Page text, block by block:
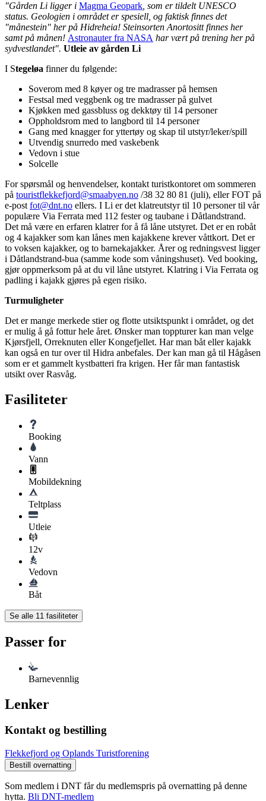
"Gården Li ligger i Magma Geopark , som er tildelt UNESCO
status. Geologien i området er spesiell, og faktisk finnes det
"månestein" her på Hidreheia! Steinsorten Anortositt finnes her
samt på månen! Astronauter fra NASA har vært på trening her på
sydvestlandet". Utleie av gården Li
I Stegeløa finner du følgende:
Soverom med 8 køyer og tre madrasser på hemsen
Festsal med veggbenk og tre madrasser på gulvet
Kjøkken med gassbluss og dekktøy til 14 personer
Oppholdsrom med to langbord til 14 personer
Gang med knagger for yttertøy og skap til utstyr/leker/spill
Utvendig snurredo med vaskebenk
Vedovn i stue
Solcelle
For spørsmål og henvendelser, kontakt turistkontoret om sommeren
på touristflekkefjord@smaabyen.no /38 32 80 81 (juli), eller FOT på
e-post fot@dnt.no ellers. I Li er det klatreutstyr til 10 personer til vår
populære Via Ferrata med 112 fester og taubane i Dåtlandstrand.
Det må være en erfaren klatrer for å få låne utstyret. Det er en robåt
og 4 kajakker som kan lånes men kajakkene krever våttkort. Det er
to voksen kajakker, og to barnekajakker. Årer og redningsvest ligger
i Dåtlandstrand-bua (samme kode som våningshuset). Ved booking,
gjør oppmerksom på at du vil låne utstyret. Klatring i Via Ferrata og
padling i kajakk gjøres på egen risiko.
Turmuligheter
Det er mange merkede stier og flotte utsiktspunkt i området, og det
er mulig å gå fottur hele året. Ønsker man toppturer kan man velge
Kjørsfjell, Orreknuten eller Kongefjellet. Har man båt eller kajakk
kan også en tur over til Hidra anbefales. Der kan man gå til Hågåsen
som er et gammelt kystbatteri fra krigen. Her får man fantastisk
utsikt over Rasvåg.
Fasiliteter
Booking
Vann
Mobildekning
Teltplass
Utleie
12v
Vedovn
Båt
Se alle 11 fasiliteter
Passer for
Barnevennlig
Lenker
Kontakt og bestilling
Flekkefjord og Oplands Turistforening
Bestill overnatting
Som medlem i DNT får du medlemspris på overnatting på denne
hytta. Bli DNT-medlem